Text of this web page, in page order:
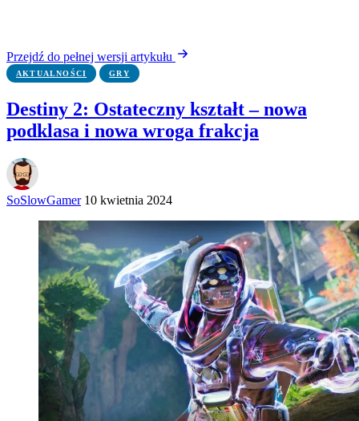
Przejdź do pełnej wersji artykułu
AKTUALNOŚCI GRY
Destiny 2: Ostateczny kształt – nowa
podklasa i nowa wroga frakcja
SoSlowGamer 10 kwietnia 2024